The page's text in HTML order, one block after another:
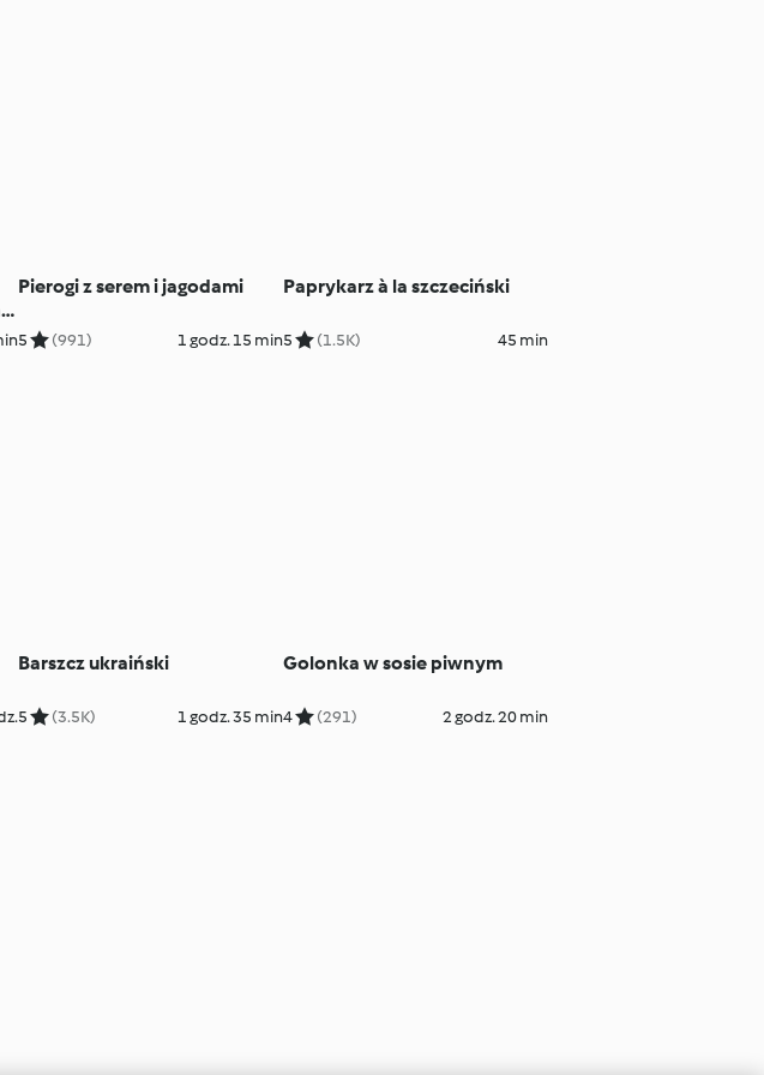
Pierogi z serem i jagodami
5 (991) 1 godz. 15 min
Paprykarz à la szczeciński
5 (1.5K) 45 min
Barszcz ukraiński
5 (3.5K) 1 godz. 35 min
Golonka w sosie piwnym
4 (291) 2 godz. 20 min